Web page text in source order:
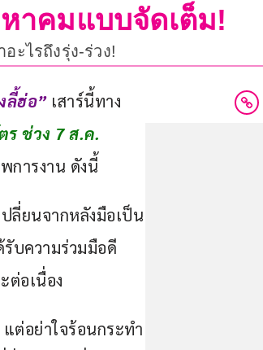
าคมแบบจัดเต็ม!
ะไรถึงรุ่ง-ร่วง!
ลี้ฮ่อ” เสาร์นี้ทาง
ร ช่วง 7 ส.ค.
การงาน ดังนี้
ลี่ยนจากหลังมือเป็น
บความร่วมมือดี
ต่อเนื่อง
ต่อย่าใจร้อนกระทำ